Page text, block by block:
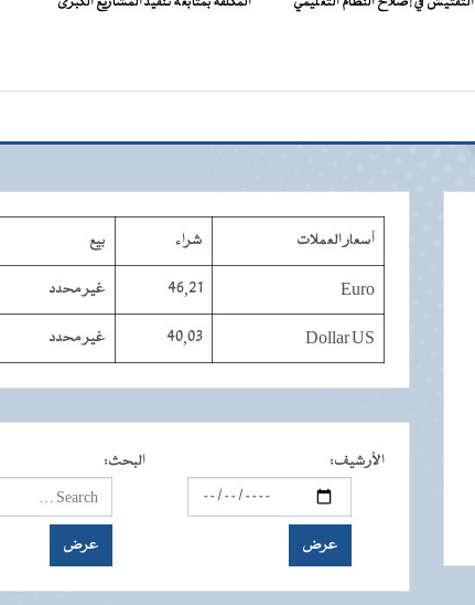
أسعار العملات شراء بيع
Euro
46,21 غير محدد
Dollar US
40,03 غير محدد
الأرشيف: البحث: